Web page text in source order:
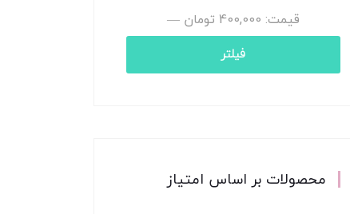
فیلتر
قیمت: 400,000 تومان
—
1,800,000 تومان
محصولات بر اساس امتیاز